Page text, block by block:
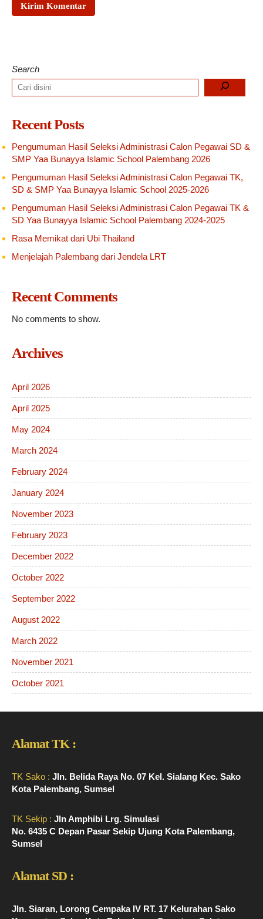
Search
Recent Posts
Pengumuman Hasil Seleksi Administrasi Calon Pegawai SD &
SMP Yaa Bunayya Islamic School Palembang 2026
Pengumuman Hasil Seleksi Administrasi Calon Pegawai TK,
SD & SMP Yaa Bunayya Islamic School 2025-2026
Pengumuman Hasil Seleksi Administrasi Calon Pegawai TK &
SD Yaa Bunayya Islamic School Palembang 2024-2025
Rasa Memikat dari Ubi Thailand
Menjelajah Palembang dari Jendela LRT
Recent Comments
No comments to show.
Archives
April 2026
April 2025
May 2024
March 2024
February 2024
January 2024
November 2023
February 2023
December 2022
October 2022
September 2022
August 2022
March 2022
November 2021
October 2021
Alamat TK :
TK Sako : Jln. Belida Raya No. 07 Kel. Sialang Kec. Sako
Kota Palembang, Sumsel
TK Sekip : Jln Amphibi Lrg. Simulasi
No. 6435 C Depan Pasar Sekip Ujung Kota Palembang,
Sumsel
Alamat SD :
Jln. Siaran, Lorong Cempaka IV RT. 17 Kelurahan Sako